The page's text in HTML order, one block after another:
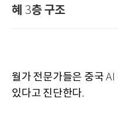
혜 3층 구조
월가 전문가들은 중국 AI
있다고 진단한다.